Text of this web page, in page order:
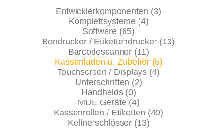
Entwicklerkomponenten (3)
Komplettsysteme (4)
Software (65)
Bondrucker / Etikettendrucker (13)
Barcodescanner (11)
Kassenladen u. Zubehör (5)
Touchscreen / Displays (4)
Unterschriften (2)
Handhelds (0)
MDE Geräte (4)
Kassenrollen / Etiketten (40)
Kellnerschlösser (13)